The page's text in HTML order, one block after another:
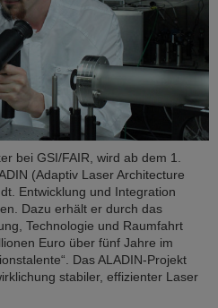
bei GSI/FAIR, wird ab dem 1.
(Adaptiv Laser Architecture
Entwicklung und Integration
Dazu erhält er durch das
Technologie und Raumfahrt
Euro über fünf Jahre im
Das ALADIN-Projekt
stabiler, effizienter Laser